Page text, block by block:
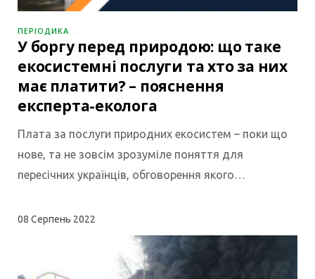
ПЕРІОДИКА
У боргу перед природою: що таке
екосистемні послуги та хто за них
має платити? – пояснення
експерта-еколога
Плата за послуги природних екосистем – поки що
нове, та не зовсім зрозуміле поняття для
пересічних українців, обговорення якого…
08 Серпень 2022